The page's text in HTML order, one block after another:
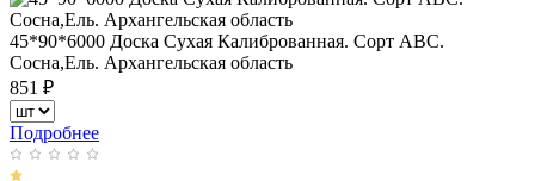
45*90*6000 Доска Сухая Калиброванная. Сорт АВС.
Сосна,Ель. Архангельская область
851 ₽
Подробнее